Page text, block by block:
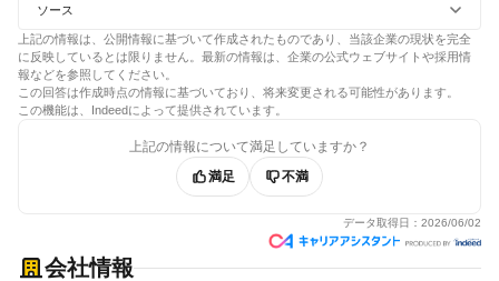
ソース
上記の情報は、公開情報に基づいて作成されたものであり、当該企業の現状を完全
に反映しているとは限りません。最新の情報は、企業の公式ウェブサイトや採用情
報などを参照してください。
この回答は作成時点の情報に基づいており、将来変更される可能性があります。
この機能は、Indeedによって提供されています。
上記の情報について満足していますか？
満足
不満
データ取得日： 2026/06/02
会社情報